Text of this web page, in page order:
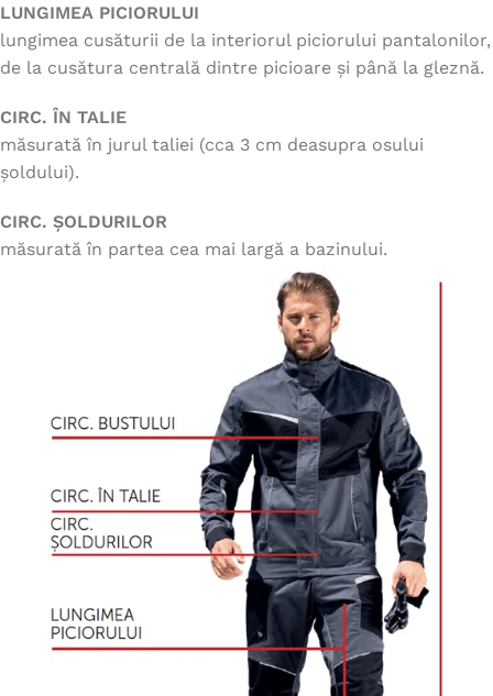
LUNGIMEA PICIORULUI
lungimea cusăturii de la interiorul piciorului pantalonilor,
de la cusătura centrală dintre picioare și până la gleznă.
CIRC. ÎN TALIE
măsurată în jurul taliei (cca 3 cm deasupra osului
șoldului).
CIRC. ȘOLDURILOR
măsurată în partea cea mai largă a bazinului.